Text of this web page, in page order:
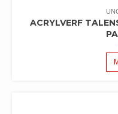
ACRYLVERF